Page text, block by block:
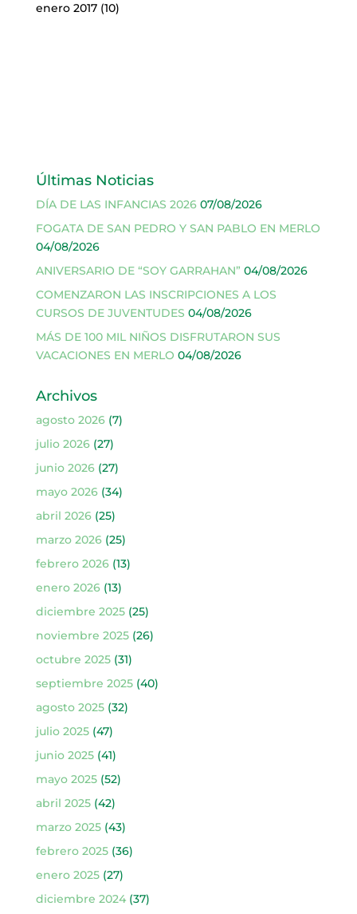
enero 2017(10)
Últimas Noticias
DÍA DE LAS INFANCIAS 2026 07/08/2026
FOGATA DE SAN PEDRO Y SAN PABLO EN MERLO
04/08/2026
ANIVERSARIO DE “SOY GARRAHAN” 04/08/2026
COMENZARON LAS INSCRIPCIONES A LOS
CURSOS DE JUVENTUDES 04/08/2026
MÁS DE 100 MIL NIÑOS DISFRUTARON SUS
VACACIONES EN MERLO 04/08/2026
Archivos
agosto 2026(7)
julio 2026(27)
junio 2026(27)
mayo 2026(34)
abril 2026(25)
marzo 2026(25)
febrero 2026(13)
enero 2026(13)
diciembre 2025(25)
noviembre 2025(26)
octubre 2025(31)
septiembre 2025(40)
agosto 2025(32)
julio 2025(47)
junio 2025(41)
mayo 2025(52)
abril 2025(42)
marzo 2025(43)
febrero 2025(36)
enero 2025(27)
diciembre 2024(37)